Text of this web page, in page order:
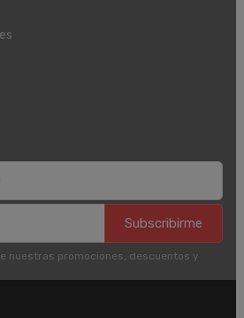
Subscribirme
nuestras promociones, descuentos y